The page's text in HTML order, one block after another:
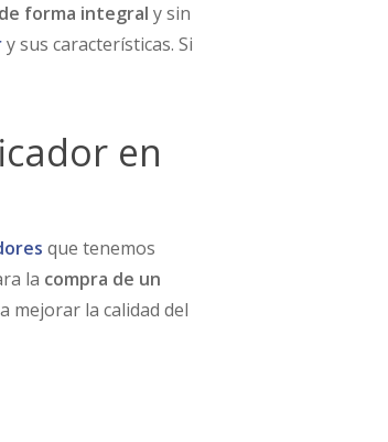
forma integral y sin
y sus características. Si
en
que tenemos
la compra de un
mejorar la calidad del